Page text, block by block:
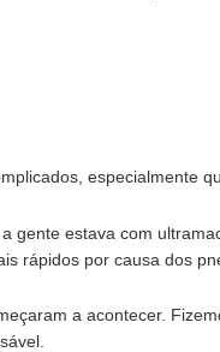
especialmente
gente estava com
rápidos por causa dos
a acontecer.